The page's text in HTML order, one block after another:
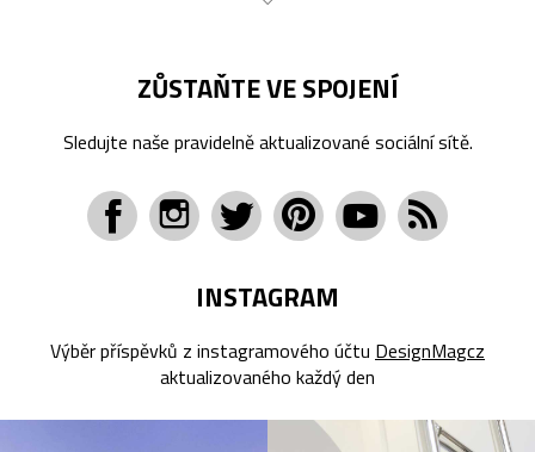
ZŮSTAŇTE VE SPOJENÍ
Sledujte naše pravidelně aktualizované sociální sítě.
INSTAGRAM
Výběr příspěvků z instagramového účtu DesignMagcz
aktualizovaného každý den